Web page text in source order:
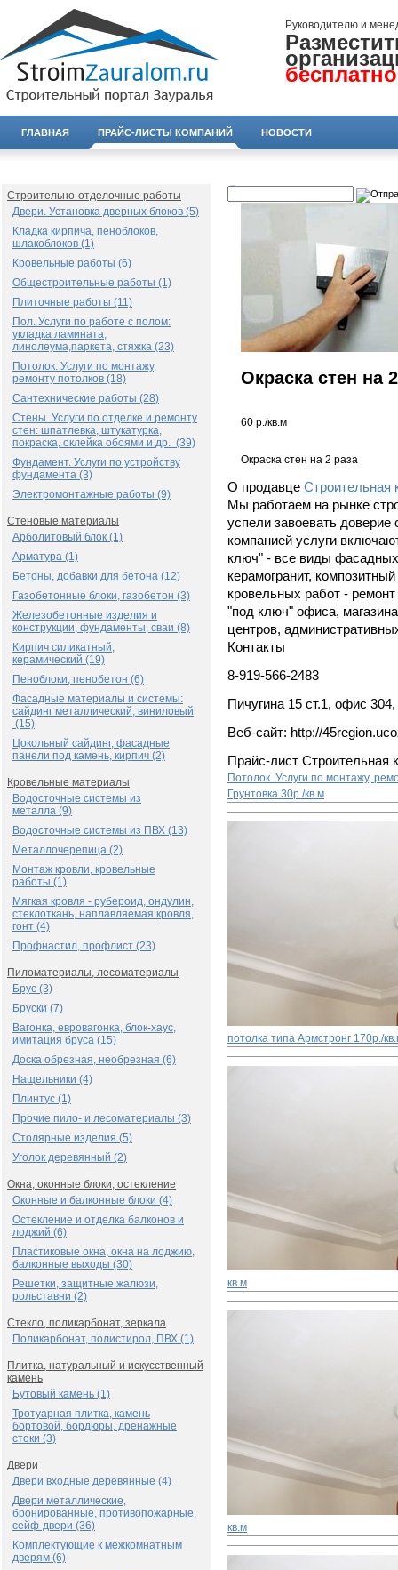
Руководителю и
бесплатно
ГЛАВНАЯ ПРАЙС-ЛИСТЫ КОМПАНИЙ НОВОСТИ
Строительно-отделочные работы
Двери. Установка дверных блоков (5)
Кладка кирпича, пеноблоков,
шлакоблоков (1)
Кровельные работы (6)
Общестроительные работы (1)
Плиточные работы (11)
Пол. Услуги по работе с полом:
укладка ламината,
линолеума,паркета, стяжка (23)
Потолок. Услуги по монтажу,
ремонту потолков (18)
Сантехнические работы (28)
Стены. Услуги по отделке и ремонту
стен: шпатлевка, штукатурка,
покраска, оклейка обоями и др. (39)
Фундамент. Услуги по устройству
фундамента (3)
Электромонтажные работы (9)
Стеновые материалы
Арболитовый блок (1)
Арматура (1)
Бетоны, добавки для бетона (12)
Газобетонные блоки, газобетон (3)
Железобетонные изделия и
конструкции, фундаменты, сваи (8)
Кирпич силикатный,
керамический (19)
Пеноблоки, пенобетон (6)
Фасадные материалы и системы:
сайдинг металлический, виниловый
(15)
Цокольный сайдинг, фасадные
панели под камень, кирпич (2)
Кровельные материалы
Водосточные системы из
металла (9)
Водосточные системы из ПВХ (13)
Металлочерепица (2)
Монтаж кровли, кровельные
работы (1)
Мягкая кровля - рубероид, ондулин,
стеклоткань, наплавляемая кровля,
гонт (4)
Профнастил, профлист (23)
Пиломатериалы, лесоматериалы
Брус (3)
Бруски (7)
Вагонка, евровагонка, блок-хаус,
имитация бруса (15)
Доска обрезная, необрезная (6)
Нащельники (4)
Плинтус (1)
Прочие пило- и лесоматериалы (3)
Столярные изделия (5)
Уголок деревянный (2)
Окна, оконные блоки, остекление
Оконные и балконные блоки (4)
Остекление и отделка балконов и
лоджий (6)
Пластиковые окна, окна на лоджию,
балконные выходы (30)
Решетки, защитные жалюзи,
рольставни (2)
Стекло, поликарбонат, зеркала
Поликарбонат, полистирол, ПВХ (1)
Плитка, натуральный и искусственный
камень
Бутовый камень (1)
Тротуарная плитка, камень
бортовой, бордюры, дренажные
стоки (3)
Двери
Двери входные деревянные (4)
Двери металлические,
бронированные, противопожарные,
сейф-двери (36)
Комплектующие к межкомнатным
дверям (6)
Окраска стен на
60 р./кв.м
Окраска стен на 2 раза
О продавце
Мы работаем на рынке
успели завоевать
компанией услуги
ключ" - все виды
керамогранит,
кровельных работ -
"под ключ" офиса,
центров,
Контакты
8-919-566-2483
Пичугина 15 ст.1, офис
Веб-сайт: http://
Прайс-лист
Потолок. Услуги по монтажу,
Грунтовка 30р./кв.м
потолка типа Армстронг 170р./
кв.м
кв.м